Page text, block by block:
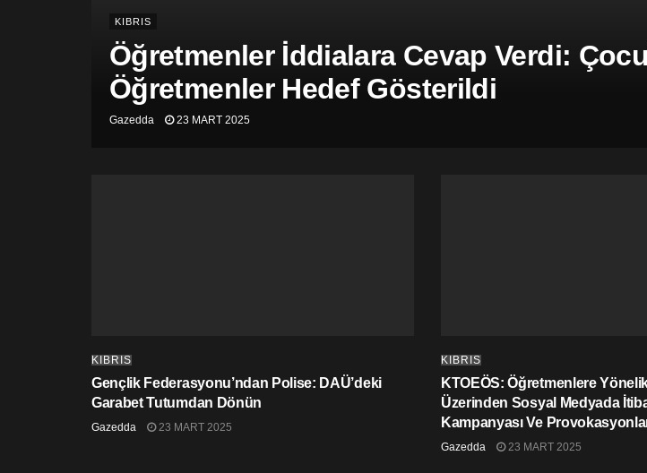
KIBRIS
Öğretmenler İddialara Cevap Verdi:
Öğretmenler Hedef Gösterildi
Gazedda 23 MART 2025
KIBRIS
Gençlik Federasyonu’ndan Polise: DAÜ’deki
Garabet Tutumdan Dönün
Gazedda 23 MART 2025
KIBRIS
KTOEÖS: Öğretmenlere
Üzerinden Sosyal Medyada
Kampanyası Ve
Gazedda 23 MART 2025